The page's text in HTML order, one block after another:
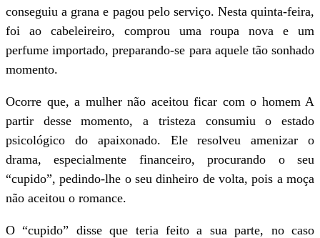
conseguiu a grana e pagou pelo serviço. Nesta quinta-feira,
foi ao cabeleireiro, comprou uma roupa nova e um
perfume importado, preparando-se para aquele tão sonhado
momento.
Ocorre que, a mulher não aceitou ficar com o homem A
partir desse momento, a tristeza consumiu o estado
psicológico do apaixonado. Ele resolveu amenizar o
drama, especialmente financeiro, procurando o seu
“cupido”, pedindo-lhe o seu dinheiro de volta, pois a moça
não aceitou o romance.
O “cupido” disse que teria feito a sua parte, no caso